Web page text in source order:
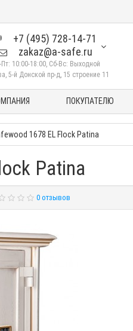
+7 (495) 728-14-71
zakaz@a-safe.ru
Пт: 10:00-18:00, Сб-Вс: Выходной
5-й Донской пр-д, 15 строение 11
ПОКУПАТЕЛЮ
1678 EL Flock Patina
Patina
0 отзывов